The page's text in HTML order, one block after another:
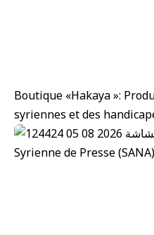
Boutique «Hakaya »:
syriennes et des